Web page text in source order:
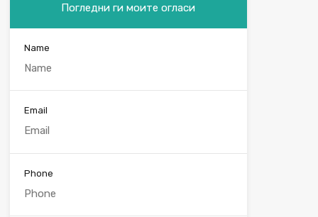
Погледни ги моите огласи
Name
Email
Phone